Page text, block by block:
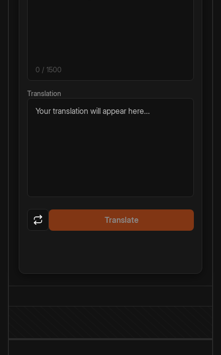
0 / 1500
Translation
Your translation will appear here...
Translate